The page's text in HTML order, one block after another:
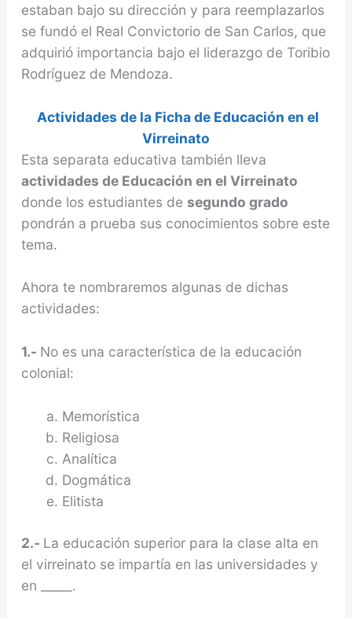
estaban bajo su dirección y para reemplazarlos
se fundó el Real Convictorio de San Carlos, que
adquirió importancia bajo el liderazgo de Toribio
Rodríguez de Mendoza.
Actividades de la Ficha de Educación en el
Virreinato
Esta separata educativa también lleva
actividades de Educación en el Virreinato
donde los estudiantes de segundo grado
pondrán a prueba sus conocimientos sobre este
tema.
Ahora te nombraremos algunas de dichas
actividades:
1.- No es una característica de la educación
colonial:
Memorística
Religiosa
Analítica
Dogmática
Elitista
2.- La educación superior para la clase alta en
el virreinato se impartía en las universidades y
en _____.